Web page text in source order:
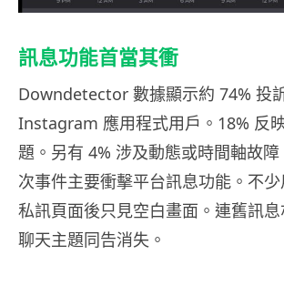
訊息功能首當其衝
Downdetector 數據顯示約 74% 投
Instagram 應用程式用戶。18% 反
題。另有 4% 涉及動態或時間軸故
次事件主要衝擊平台訊息功能。不
私訊頁面後只見空白畫面。連舊訊息
聊天主題同告消失。